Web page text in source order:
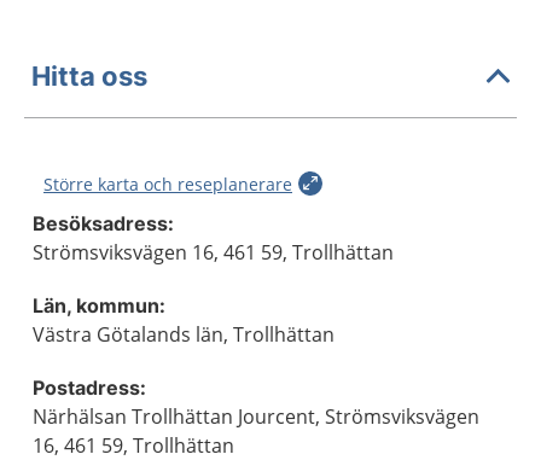
Hitta oss
Större karta och reseplanerare
Besöksadress:
Strömsviksvägen 16, 461 59, Trollhättan
Län, kommun:
Västra Götalands län, Trollhättan
Postadress:
Närhälsan Trollhättan Jourcent, Strömsviksvägen
16, 461 59, Trollhättan